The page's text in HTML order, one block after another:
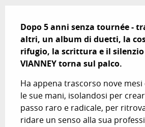
Dopo 5 anni senza tournée -
altri, un album di duetti, la
rifugio, la scrittura e il silenzio
VIANNEY torna sul palco.
Ha appena trascorso nove
le sue mani, isolandosi per
passo raro e radicale, per
ridare un senso alla sua